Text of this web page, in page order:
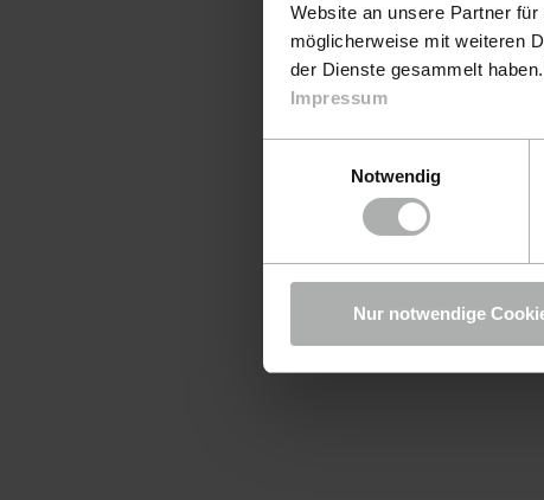
Website an unsere Partner
möglicherweise mit weiteren
der Dienste gesammelt
Impressum
Notwendig
Nur notwendige